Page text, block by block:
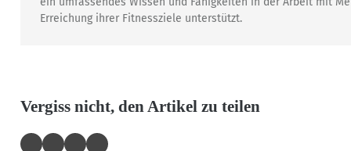
Erreichung ihrer Fitnessziele unterstützt.
Vergiss nicht, den Artikel zu teilen